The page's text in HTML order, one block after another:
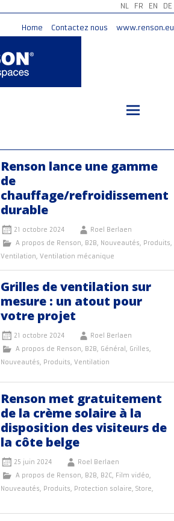
NL FR EN DE
Home Contactez nous www.renson.eu
Renson lance une gamme
de
chauffage/refroidissement
durable
21 octobre 2024
Roel Berlaen
A propos de Renson, B2B, Nouveautés, Produits,
Ventilation, Ventilation mécanique
Grilles de ventilation sur
mesure : un atout pour
votre projet
21 octobre 2024
Roel Berlaen
A propos de Renson, B2B, Général, Grilles,
Nouveautés, Produits, Ventilation
Renson met gratuitement
de la crème solaire à la
disposition des visiteurs de
la côte belge
25 juin 2024
Roel Berlaen
A propos de Renson, B2B, B2C, Film vidéo,
Nouveautés, Produits, Protection solaire, Store,